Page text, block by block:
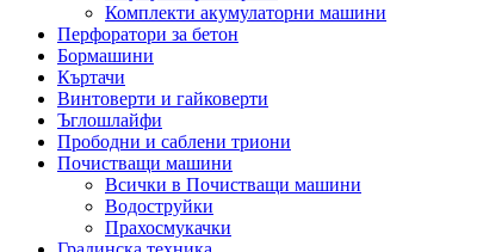
Комплекти акумулаторни машини
Перфоратори за бетон
Бормашини
Къртачи
Винтоверти и гайковерти
Ъглошлайфи
Прободни и саблени триони
Почистващи машини
Всички в Почистващи машини
Водоструйки
Прахосмукачки